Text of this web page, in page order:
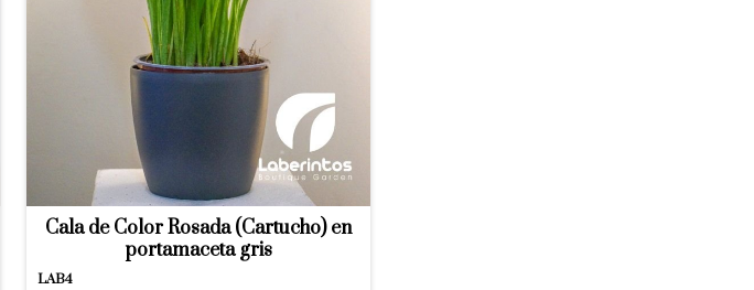
Cala de Color Rosada (Cartucho) en
portamaceta gris
LAB4